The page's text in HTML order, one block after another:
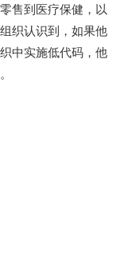
售到医疗保健，以
织认识到，如果他
中实施低代码，他